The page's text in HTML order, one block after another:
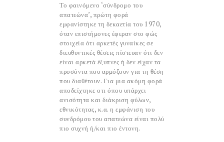
Το φαινόμενο ‘σύνδρομο του
απατεώνα’, πρώτη φορά
εμφανίστηκε τη δεκαετία του 1970,
όταν επιστήμονες έφεραν στο φώς
στοιχεία ότι αρκετές γυναίκες σε
διευθυντικές θέσεις πίστευαν ότι δεν
είναι αρκετά έξυπνες ή δεν είχαν τα
προσόντα που αρμόζουν για τη θέση
που διαθέτουν. Για μια ακόμη φορά
αποδείχτηκε οτι όπου υπάρχει
ανισότητα και διάκριση φύλων,
εθνικότητας, κ.α. η εμφάνιση του
συνδρόμου του απατεώνα είναι πολύ
πιο συχνή ή/και πιο έντονη.